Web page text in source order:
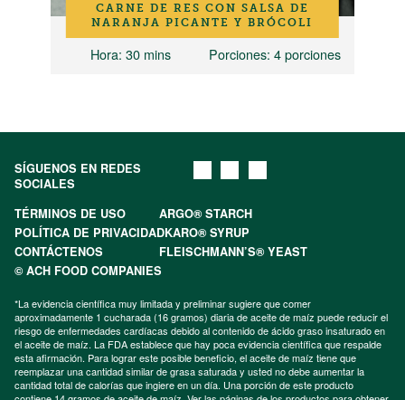
CARNE DE RES CON SALSA DE
NARANJA PICANTE Y BRÓCOLI
Hora: 30 mins Porciones: 4 porciones
SÍGUENOS EN REDES
SOCIALES
TÉRMINOS DE USO
ARGO® STARCH
POLÍTICA DE PRIVACIDADKARO® SYRUP
CONTÁCTENOS
FLEISCHMANN’S® YEAST
© ACH FOOD COMPANIES
*La evidencia científica muy limitada y preliminar sugiere que comer
aproximadamente 1 cucharada (16 gramos) diaria de aceite de maíz puede reducir el
riesgo de enfermedades cardíacas debido al contenido de ácido graso insaturado en
el aceite de maíz. La FDA establece que hay poca evidencia científica que respalde
esta afirmación. Para lograr este posible beneficio, el aceite de maíz tiene que
reemplazar una cantidad similar de grasa saturada y usted no debe aumentar la
cantidad total de calorías que ingiere en un día. Una porción de este producto